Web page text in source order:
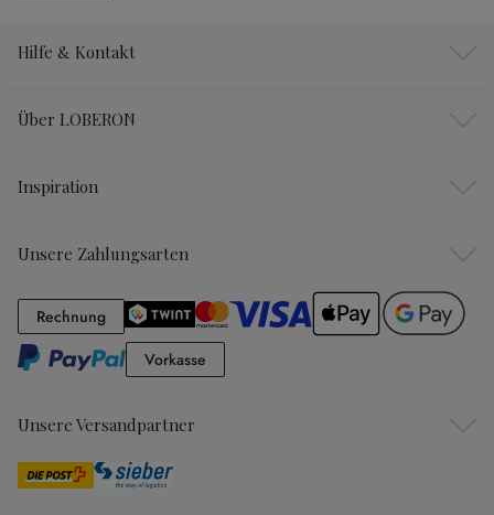
Hilfe & Kontakt
Über LOBERON
Inspiration
Unsere Zahlungsarten
RechnungRechnung
Vorkasse
Unsere Versandpartner